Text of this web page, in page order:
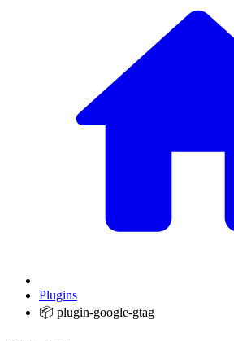
Plugins
📦 plugin-google-gtag